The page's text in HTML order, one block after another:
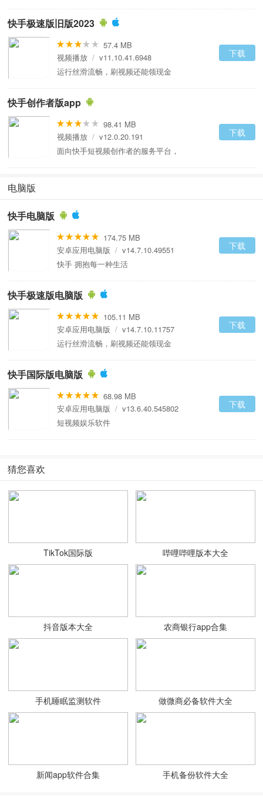
快手极速版旧版2023
57.4 MB
视频播放 / v11.10.41.6948
运行丝滑流畅，刷视频还能领现金
下载
快手创作者版app
98.41 MB
视频播放 / v12.0.20.191
面向快手短视频创作者的服务平台，
下载
电脑版
快手电脑版
174.75 MB
安卓应用电脑版 / v14.7.10.49551
快手 拥抱每一种生活
下载
快手极速版电脑版
105.11 MB
安卓应用电脑版 / v14.7.10.11757
运行丝滑流畅，刷视频还能领现金
下载
快手国际版电脑版
68.98 MB
安卓应用电脑版 / v13.6.40.545802
短视频娱乐软件
下载
猜您喜欢
TikTok国际版 哔哩哔哩版本大全
抖音版本大全 农商银行app合集
手机睡眠监测软件 做微商必备软件大全
新闻app软件合集 手机备份软件大全